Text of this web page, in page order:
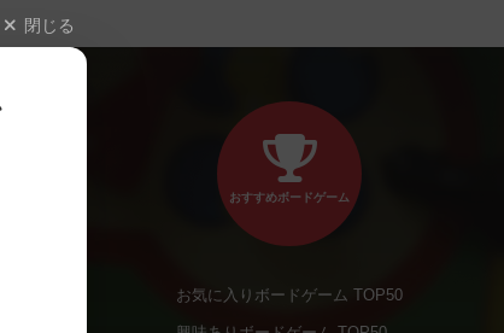
閉じる
おすすめボードゲーム
お気に入りボードゲーム TOP50